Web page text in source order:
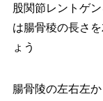
股関節レントゲ
は腸骨稜の長さ
ょう
腸骨陵の左右左か